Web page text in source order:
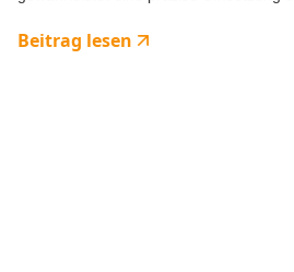
Beitrag lesen